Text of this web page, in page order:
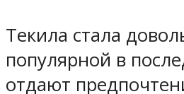
Текила стала
популярной в
отдают